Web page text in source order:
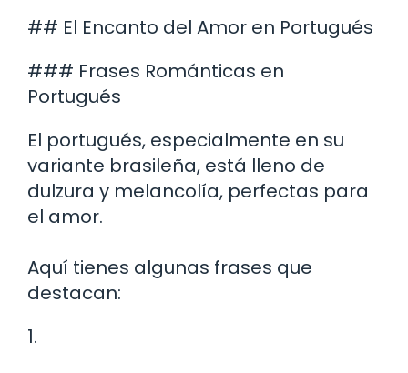
## El Encanto del Amor en Portugués
### Frases Románticas en
Portugués
El portugués, especialmente en su
variante brasileña, está lleno de
dulzura y melancolía, perfectas para
el amor.
Aquí tienes algunas frases que
destacan:
1.